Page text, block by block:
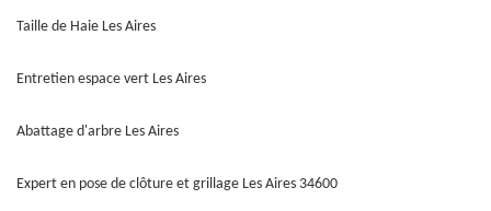
Taille de Haie Les Aires
Entretien espace vert Les Aires
Abattage d'arbre Les Aires
Expert en pose de clôture et grillage Les Aires 34600